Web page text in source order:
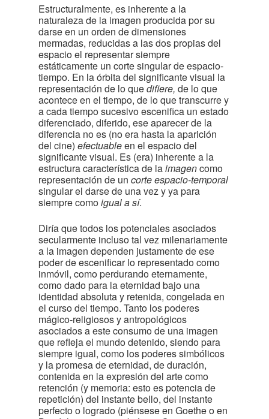
Estructuralmente, es inherente a la
naturaleza de la imagen producida por su
darse en un orden de dimensiones
mermadas, reducidas a las dos propias del
espacio el representar siempre
estáticamente un corte singular de espacio-
tiempo. En la órbita del significante visual la
representación de lo quedifiere, de lo que
acontece en el tiempo, de lo que transcurre y
a cada tiempo sucesivo escenifica un estado
diferenciado, diferido, ese aparecer de la
diferencia no es (no era hasta la aparición
del cine) efectuableen el espacio del
significante visual. Es (era) inherente a la
estructura característica de laimagencomo
representación de un corte espacio-temporal
singular el darse de una vez y ya para
siempre comoigual a sí.
Diría que todos los potenciales asociados
secularmente incluso tal vez milenariamente
a la imagen dependen justamente de ese
poder de escenificar lo representado como
inmóvil, como perdurando eternamente,
como dado para la eternidad bajo una
identidad absoluta y retenida, congelada en
el curso del tiempo. Tanto los poderes
mágico-religiosos y antropológicos
asociados a este consumo de una imagen
que refleja el mundo detenido, siendo para
siempre igual, como los poderes simbólicos
y la promesa de eternidad, de duración,
contenida en la expresión del arte como
retención (y memoria: esto es potencia de
repetición) del instante bello, del instante
perfecto o logrado (piénsese en Goethe o en